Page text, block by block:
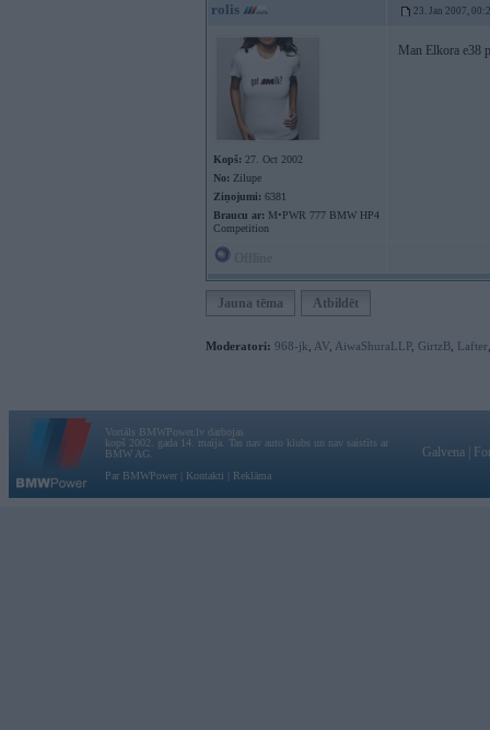
rolis 23. Jan 2007,
Kopš: 27. Oct 2002
No: Zilupe
Ziņojumi: 6381
Braucu ar: M•PWR 777 BMW HP4
Competition
Man Elkora e38
Jauna tēma Atbildēt
Moderatori: 968-jk AV AiwaShuraLLP, GirtzB Lafter
Vortāls BMWPower.lv darbojas
kopš 2002. gada 14. maija. Tas nav auto klubs un nav saistīts ar
BMW AG.
Par BMWPower
Kontakti Reklāma
Galvena